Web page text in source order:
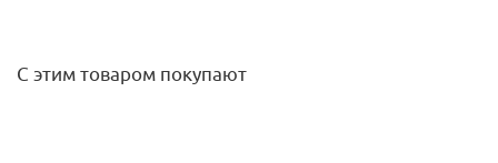
С этим товаром покупают